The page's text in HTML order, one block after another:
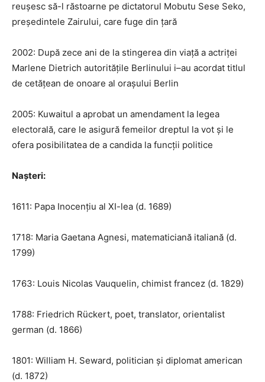
reușesc să-l răstoarne pe dictatorul Mobutu Sese Seko,
președintele Zairului, care fuge din țară
2002: După zece ani de la stingerea din viață a actriței
Marlene Dietrich autoritățile Berlinului i–au acordat titlul
de cetățean de onoare al orașului Berlin
2005: Kuwaitul a aprobat un amendament la legea
electorală, care le asigură femeilor dreptul la vot și le
ofera posibilitatea de a candida la funcții politice
Nașteri:
1611: Papa Inocențiu al XI-lea (d. 1689)
1718: Maria Gaetana Agnesi, matematiciană italiană (d.
1799)
1763: Louis Nicolas Vauquelin, chimist francez (d. 1829)
1788: Friedrich Rückert, poet, translator, orientalist
german (d. 1866)
1801: William H. Seward, politician și diplomat american
(d. 1872)